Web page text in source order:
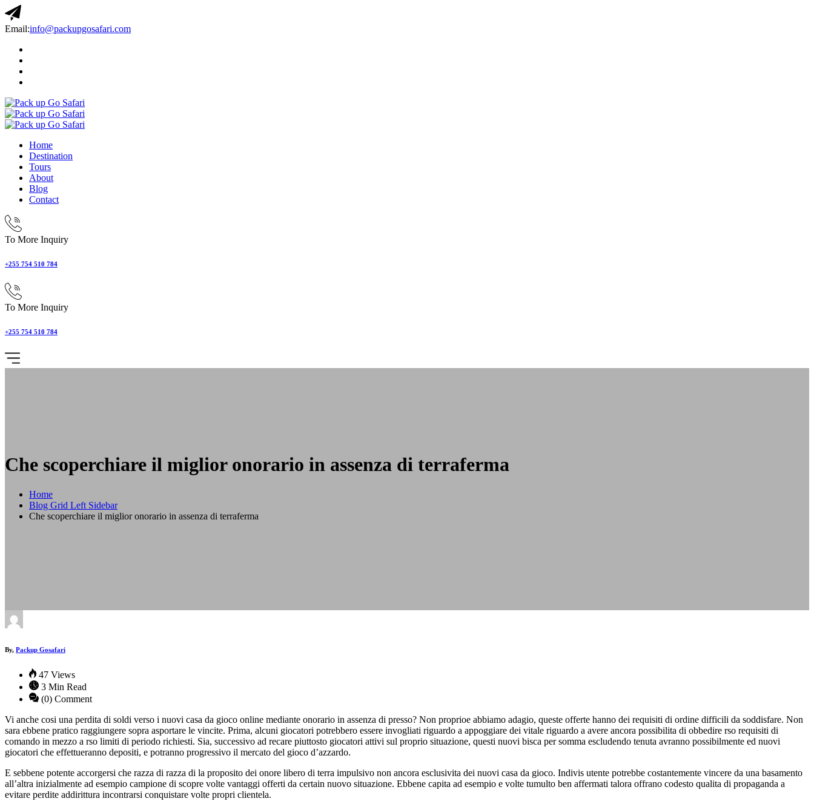
Email:info@packupgosafari.com
Home
Destination
Tours
About
Blog
Contact
To More Inquiry
+255 754 510 784
To More Inquiry
+255 754 510 784
Che scoperchiare il miglior onorario in assenza di terraferma
Home
Blog Grid Left Sidebar
Che scoperchiare il miglior onorario in assenza di terraferma
By, Packup Gosafari
47 Views
3 Min Read
(0) Comment
Vi anche cosi una perdita di soldi verso i nuovi casa da gioco online mediante onorario in assenza di presso? Non proprioe abbiamo adagio, queste offerte hanno dei requisiti di ordine difficili da soddisfare. Non
sara ebbene pratico raggiungere sopra asportare le vincite. Prima, alcuni giocatori potrebbero essere invogliati riguardo a appoggiare dei vitale riguardo a avere ancora possibilita di obbedire rso requisiti di
comando in mezzo a rso limiti di periodo richiesti. Sia, successivo ad recare piuttosto giocatori attivi sul proprio situazione, questi nuovi bisca per somma escludendo tenuta avranno possibilmente ed nuovi
giocatori che effettueranno depositi, e potranno progressivo il mercato del gioco d’azzardo.
E sebbene potente accorgersi che razza di razza di la proposito dei onore libero di terra impulsivo non ancora esclusivita dei nuovi casa da gioco. Indivis utente potrebbe costantemente vincere da una basamento
all’altra inizialmente ad esempio campione di scopre volte vantaggi offerti da certain nuovo situazione. Ebbene capita ad esempio e volte tumulto ben affermati talora offrano codesto qualita di propaganda a
evitare perdite addirittura incontrarsi conquistare volte propri clientela.